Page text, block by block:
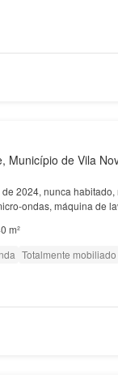
Município de Vila
de 2024, nunca
ondas, máquina de
tipo de serviços e
m²
Totalmente mobiliado